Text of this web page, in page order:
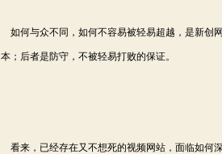
如何与众不同，如何不容易被轻易超越，是新创
本；后者是防守，不被轻易打败的保证。
看来，已经存在又不想死的视频网站，面临如何